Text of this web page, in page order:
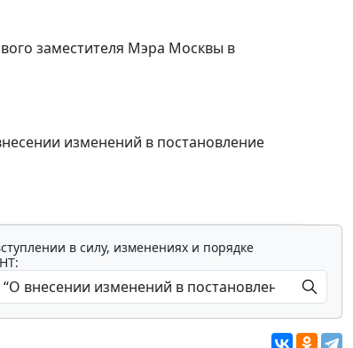
заместителя Мэра Москвы в
изменений в постановление
в силу, изменениях и порядке